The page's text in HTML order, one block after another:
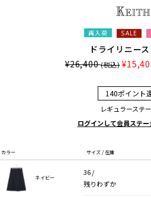
再入荷 SALE
ドライリニー
¥26,400(税込)
140ポイント
レギュラーステ
ログインして会員ステ
カラー サイズ / 在庫
ネイビー
36 /
残りわずか